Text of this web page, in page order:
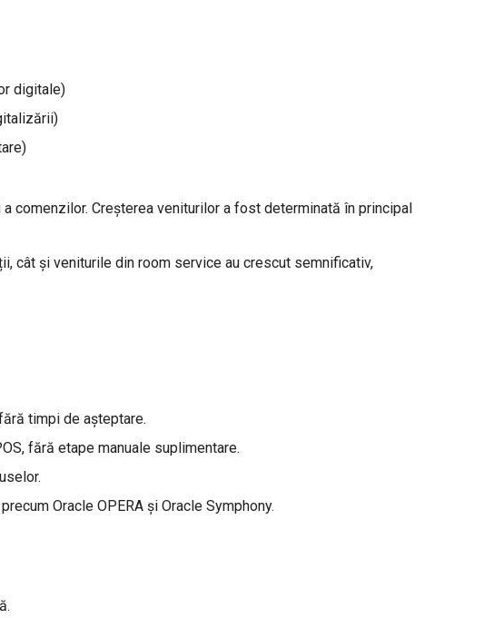
digitale)
comenzilor. Creșterea veniturilor a fost determinată în principal
cât și veniturile din room service au crescut semnificativ,
timpi de așteptare.
fără etape manuale suplimentare.
Oracle OPERA și Oracle Symphony.